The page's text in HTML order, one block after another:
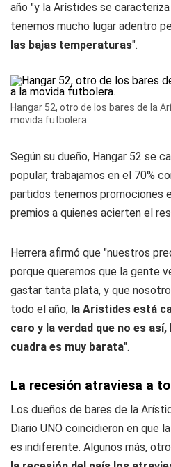
año "y la Arístides se
tenemos mucho lugar adentro
las bajas temperaturas".
Hangar 52, otro de los bares de la
movida futbolera.
Según su dueño, Hangar 52 se
popular, trabajamos en el 70%
partidos tenemos promociones
premios a quienes acierten el
Herrera afirmó que "nuestros
porque queremos que la gente
gastar tanta plata, y que
todo el año; la Arístides está
caro y la verdad que no es
cuadra es muy barata".
La recesión atraviesa a
Los dueños de bares de la
Diario UNO coincidieron en que
es indiferente. Algunos más,